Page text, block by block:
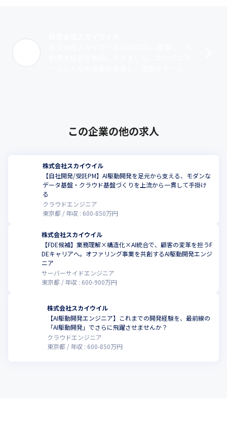
そしてお客様には、「コンサルテーション」「AI導入」「設計・
開発」「インフラ構築」「運用保守」に至るまで
ワンストップで安定したソリューションを提供。
エンジニアとお客様、双方にとってメリットのある環境づくりを
この企業の他の求人
株式会社スカイウイル
【自社開発/受託PM】AI駆動開発を足元から支える、モダンな
データ基盤・クラウド基盤づくりを上流から一貫して手掛け
る
クラウドエンジニア
東京都
年収 : 600-850万円
株式会社スカイウイル
【FDE候補】業務理解×構造化×AI統合で、顧客の変革を担うF
DEキャリアへ。オファリング事業を共創するAI駆動開発エンジ
ニア
サーバーサイドエンジニア
東京都
年収 : 600-900万円
株式会社スカイウイル
【AI駆動開発エンジニア】これまでの開発経験を、最前線の
「AI駆動開発」でさらに飛躍させませんか？
クラウドエンジニア
東京都
年収 : 600-850万円